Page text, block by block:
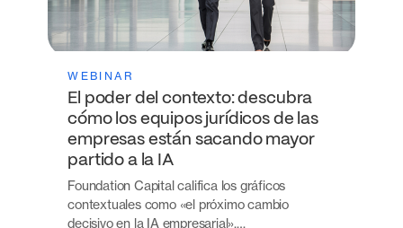
WEBINAR
El poder del contexto: descubra
cómo los equipos jurídicos de las
empresas están sacando mayor
partido a la IA
Foundation Capital califica los gráficos
contextuales como «el próximo cambio
decisivo en la IA empresarial»,…